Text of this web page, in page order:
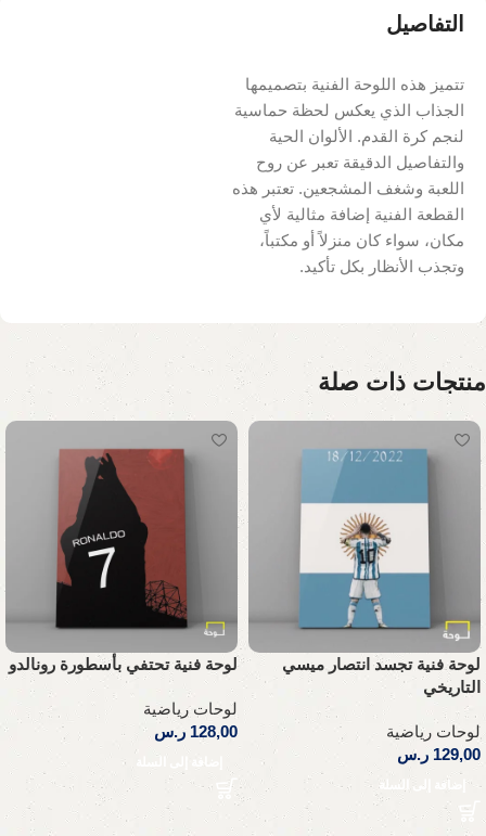
التفاصيل
تتميز هذه اللوحة الفنية بتصميمها
الجذاب الذي يعكس لحظة حماسية
لنجم كرة القدم. الألوان الحية
والتفاصيل الدقيقة تعبر عن روح
اللعبة وشغف المشجعين. تعتبر هذه
القطعة الفنية إضافة مثالية لأي
مكان، سواء كان منزلاً أو مكتباً،
وتجذب الأنظار بكل تأكيد.
منتجات ذات صلة
لوحة فنية تجسد انتصار ميسي
التاريخي
لوحات رياضية
129,00 ر.س
إضافة إلى السلة
لوحة فنية تحتفي بأسطورة رونالدو
لوحات رياضية
128,00 ر.س